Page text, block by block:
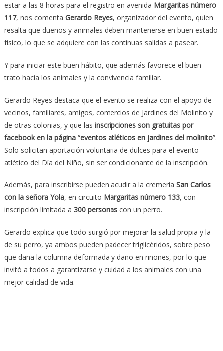
estar a las 8 horas para el registro en avenida Margaritas número
117, nos comenta Gerardo Reyes, organizador del evento, quien
resalta que dueños y animales deben mantenerse en buen estado
físico, lo que se adquiere con las continuas salidas a pasear.
Y para iniciar este buen hábito, que además favorece el buen
trato hacia los animales y la convivencia familiar.
Gerardo Reyes destaca que el evento se realiza con el apoyo de
vecinos, familiares, amigos, comercios de Jardines del Molinito y
de otras colonias, y que las inscripciones son gratuitas por
facebook en la página“eventos atléticos en jardines del molinito”.
Solo solicitan aportación voluntaria de dulces para el evento
atlético del Día del Niño, sin ser condicionante de la inscripción.
Además, para inscribirse pueden acudir a la cremería San Carlos
con la señora Yola, en circuito Margaritas número 133, con
inscripción limitada a 300 personascon un perro.
Gerardo explica que todo surgió por mejorar la salud propia y la
de su perro, ya ambos pueden padecer triglicéridos, sobre peso
que daña la columna deformada y daño en riñones, por lo que
invitó a todos a garantizarse y cuidad a los animales con una
mejor calidad de vida.